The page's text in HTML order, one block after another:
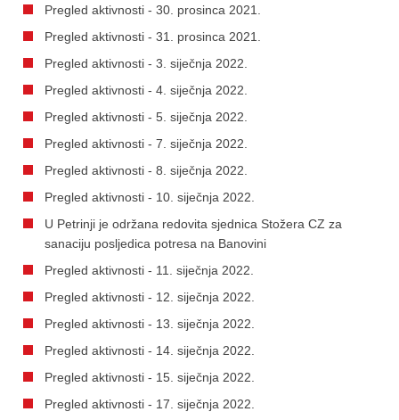
Pregled aktivnosti - 30. prosinca 2021.
Pregled aktivnosti - 31. prosinca 2021.
Pregled aktivnosti - 3. siječnja 2022.
Pregled aktivnosti - 4. siječnja 2022.
Pregled aktivnosti - 5. siječnja 2022.
Pregled aktivnosti - 7. siječnja 2022.
Pregled aktivnosti - 8. siječnja 2022.
Pregled aktivnosti - 10. siječnja 2022.
U Petrinji je održana redovita sjednica Stožera CZ za
sanaciju posljedica potresa na Banovini
Pregled aktivnosti - 11. siječnja 2022.
Pregled aktivnosti - 12. siječnja 2022.
Pregled aktivnosti - 13. siječnja 2022.
Pregled aktivnosti - 14. siječnja 2022.
Pregled aktivnosti - 15. siječnja 2022.
Pregled aktivnosti - 17. siječnja 2022.